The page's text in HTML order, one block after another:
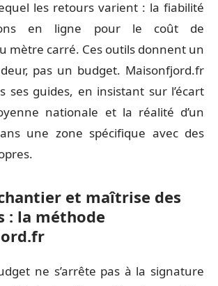
les retours varient : la fiabilité
en ligne pour le coût de
mètre carré. Ces outils donnent un
pas un budget. Maisonfjord.fr
ses guides, en insistant sur l’écart
nationale et la réalité d’un
une zone spécifique avec des
et maîtrise des
: la méthode
ne s’arrête pas à la signature